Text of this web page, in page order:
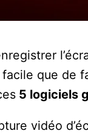
facile que de
5 logiciels
vidéo